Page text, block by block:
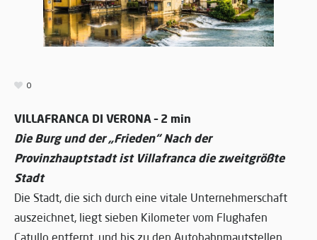
0
VILLAFRANCA DI VERONA – 2 min
Die Burg und der „Frieden“ Nach der
Provinzhauptstadt ist Villafranca die zweitgrößte
Stadt
Die Stadt, die sich durch eine vitale Unternehmerschaft
auszeichnet, liegt sieben Kilometer vom Flughafen
Catullo entfernt, und bis zu den Autobahnmautstellen